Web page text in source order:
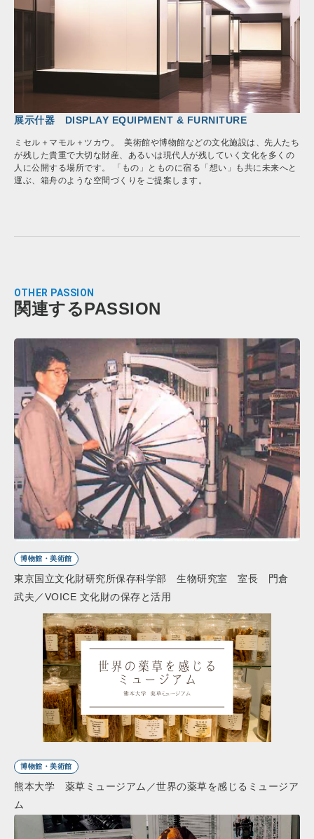
展示什器 DISPLAY EQUIPMENT & FURNITURE
ミセル＋マモル＋ツカウ。 美術館や博物館などの文化施設は、先人たち
が残した貴重で大切な財産、あるいは現代人が残していく文化を多くの
人に公開する場所です。 「もの」とものに宿る「想い」も共に未来へと
運ぶ、箱舟のような空間づくりをご提案します。
OTHER PASSION
関連するPASSION
博物館・美術館
東京国立文化財研究所保存科学部 生物研究室 室長 門倉
武夫／VOICE 文化財の保存と活用
博物館・美術館
熊本大学 薬草ミュージアム／世界の薬草を感じるミュージア
ム